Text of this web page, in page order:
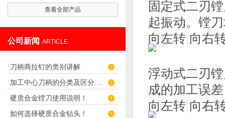
查看全部产品
公司新闻 ARTICLE
刀柄商拉钉的类别讲解
硬质合金镗刀使用说明！
如何选择硬质合金钻头！
固定式二刃
起振动。镗
向左转 向右
浮动式二刃
成的加工误
向左转 向右